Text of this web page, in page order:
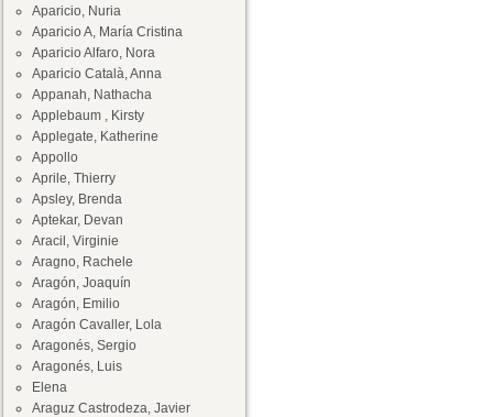
Aparicio, Nuria
Aparicio A, María Cristina
Aparicio Alfaro, Nora
Aparicio Català, Anna
Appanah, Nathacha
Applebaum , Kirsty
Applegate, Katherine
Appollo
Aprile, Thierry
Apsley, Brenda
Aptekar, Devan
Aracil, Virginie
Aragno, Rachele
Aragón, Joaquín
Aragón, Emilio
Aragón Cavaller, Lola
Aragonés, Sergio
Aragonés, Luis
Elena
Araguz Castrodeza, Javier